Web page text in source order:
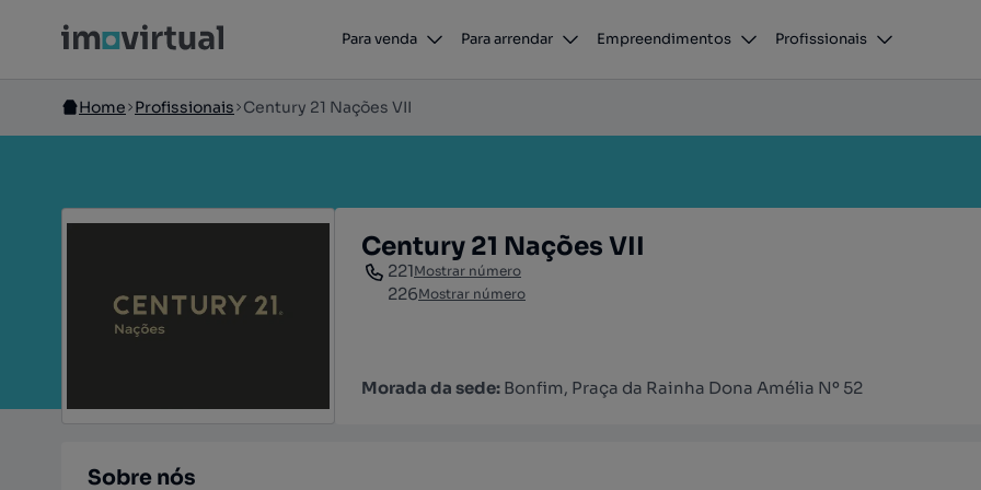
Para venda Para arrendar Empreendimentos Profissionais
Home Profissionais Century 21 Nações VII
Century 21 Nações VII
221Mostrar número
226Mostrar número
Morada da sede: Bonfim, Praça da Rainha Dona Amélia Nº 52
Sobre nós